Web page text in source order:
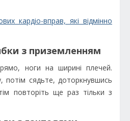
кардіо-вправ, які відмінно
з приземленням
ноги на ширині плечей.
потім сядьте, доторкнувшись
повторіть ще раз тільки з